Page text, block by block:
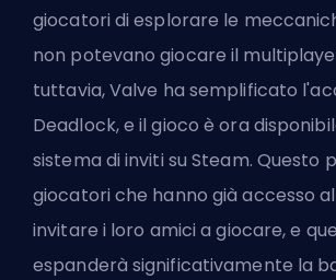
giocatori di esplorare le
non potevano giocare il
tuttavia, Valve ha semplificato
Deadlock, e il gioco è ora
sistema di inviti su Steam. Questo
giocatori che hanno già accesso
invitare i loro amici a giocare, e
espanderà significativamente la